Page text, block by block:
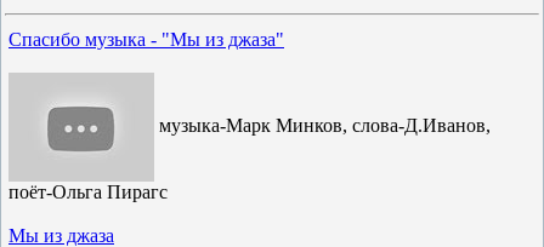
Спасибо музыка - "Мы из джаза"
музыка-Марк Минков, слова-Д.Иванов,
поёт-Ольга Пирагс
Мы из джаза